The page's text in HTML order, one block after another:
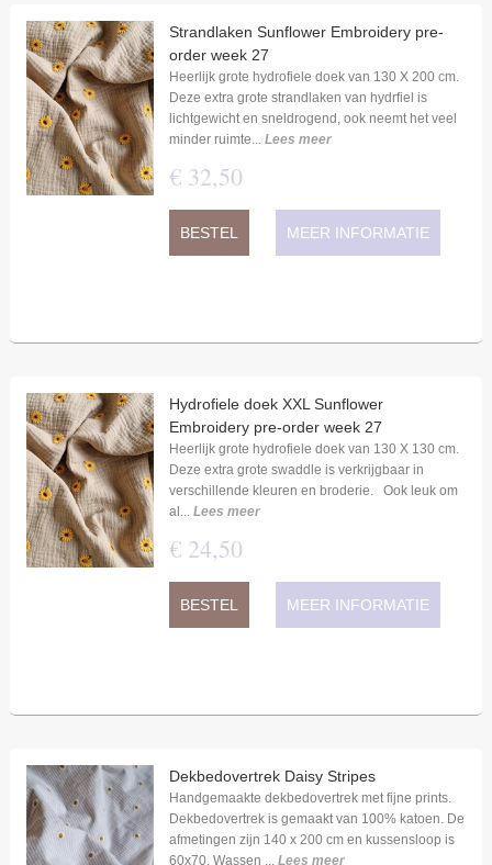
Strandlaken Sunflower Embroidery pre-
order week 27
Heerlijk grote hydrofiele doek van 130 X 200 cm.
Deze extra grote strandlaken van hydrfiel is
lichtgewicht en sneldrogend, ook neemt het veel
minder ruimte... Lees meer
€ 32,50
BESTEL MEER INFORMATIE
Hydrofiele doek XXL Sunflower
Embroidery pre-order week 27
Heerlijk grote hydrofiele doek van 130 X 130 cm.
Deze extra grote swaddle is verkrijgbaar in
verschillende kleuren en broderie. Ook leuk om
al... Lees meer
€ 24,50
BESTEL MEER INFORMATIE
Dekbedovertrek Daisy Stripes
Handgemaakte dekbedovertrek met fijne prints.
Dekbedovertrek is gemaakt van 100% katoen. De
afmetingen zijn 140 x 200 cm en kussensloop is
60x70. Wassen ... Lees meer